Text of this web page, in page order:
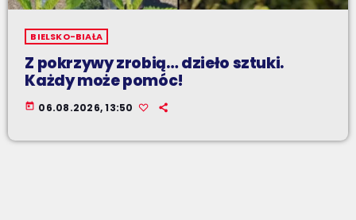
BIELSKO-BIAŁA
Z pokrzywy zrobią… dzieło sztuki.
Każdy może pomóc!
today 06.08.2026, 13:50